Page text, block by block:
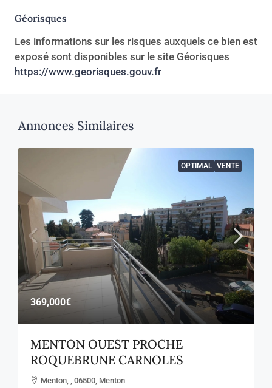
Géorisques
Les informations sur les risques auxquels ce bien est
exposé sont disponibles sur le site Géorisques
https://www.georisques.gouv.fr
Annonces Similaires
OPTIMAL VENTE
369,000€
MENTON OUEST PROCHE
ROQUEBRUNE CARNOLES
Menton, , 06500, Menton